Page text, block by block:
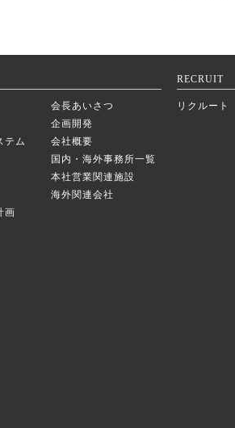
会長あいさつ
企画開発
テム
会社概要
国内・海外事務所一覧
本社営業関連施設
海外関連会社
画
RECRUIT
リクルート